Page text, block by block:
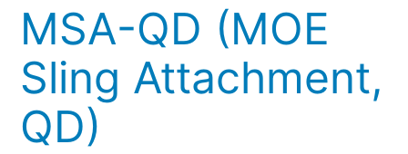
MSA-QD (MOE
Sling Attachment,
QD)